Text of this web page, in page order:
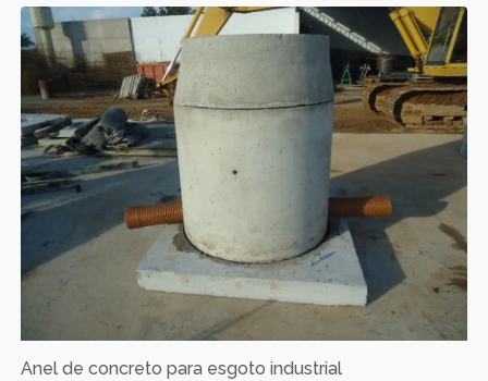
Anel de concreto para esgoto industrial